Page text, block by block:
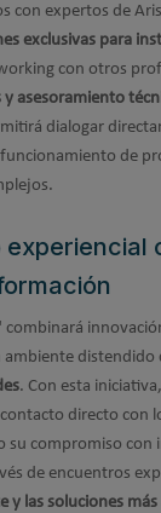
con expertos de
exclusivas para
con otros
asesoramiento
dialogar
de
experiencial
combinará
distendido
. Con esta
directo con
su compromiso con
de encuentros
y las soluciones